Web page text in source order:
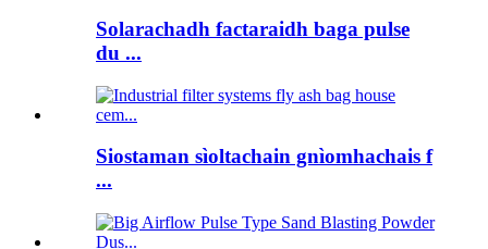
Solarachadh factaraidh baga pulse
du ...
Siostaman sìoltachain gnìomhachais f
...